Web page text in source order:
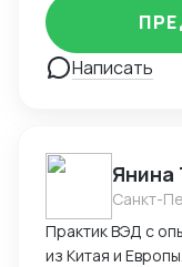
иностранными агентами. Опыт
логистики и ВЭД с
Написать
Янина
Санкт-
Практик ВЭД с
из Китая и